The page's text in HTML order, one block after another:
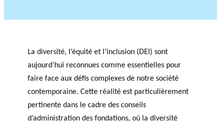
La diversité, l’équité et l’inclusion (DEI) sont
aujourd’hui reconnues comme essentielles pour
faire face aux défis complexes de notre société
contemporaine. Cette réalité est particulièrement
pertinente dans le cadre des conseils
d’administration des fondations, où la diversité